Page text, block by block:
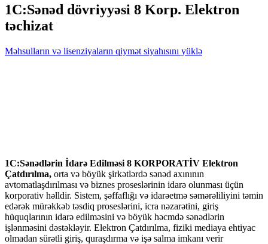
1С:Sənəd dövriyyəsi 8 Korp. Elektron
təchizat
Məhsulların və lisenziyaların qiymət siyahısını yüklə
1C:Sənədlərin İdarə Edilməsi 8 KORPORATİV Elektron
Çatdırılma, orta və böyük şirkətlərdə sənəd axınının
avtomatlaşdırılması və biznes proseslərinin idarə olunması üçün
korporativ həlldir. Sistem, şəffaflığı və idarəetmə səmərəliliyini təmin
edərək mürəkkəb təsdiq proseslərini, icra nəzarətini, giriş
hüquqlarının idarə edilməsini və böyük həcmdə sənədlərin
işlənməsini dəstəkləyir. Elektron Çatdırılma, fiziki mediaya ehtiyac
olmadan sürətli giriş, quraşdırma və işə salma imkanı verir